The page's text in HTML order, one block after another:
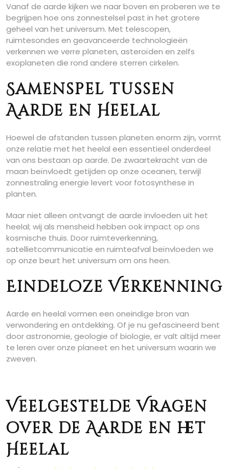
Vanaf de aarde kijken we naar boven en proberen we te
begrijpen hoe ons zonnestelsel past in het grotere
geheel van het universum. Met telescopen,
ruimtesondes en geavanceerde technologieën
verkennen we verre planeten, asteroïden en zelfs
exoplaneten die rond andere sterren cirkelen.
Samenspel tussen
Aarde en Heelal
Hoewel de afstanden tussen planeten enorm zijn, vormt
onze relatie met het heelal een essentieel onderdeel
van ons bestaan op aarde. De zwaartekracht van de
maan beïnvloedt getijden op onze oceanen, terwijl
zonnestraling energie levert voor fotosynthese in
planten.
Maar niet alleen ontvangt de aarde invloeden uit het
heelal; wij als mensheid hebben ook impact op ons
kosmische thuis. Door ruimteverkenning,
satellietcommunicatie en ruimteafval beïnvloeden we
op onze beurt het universum om ons heen.
Eindeloze Verkenning
Aarde en heelal vormen een oneindige bron van
verwondering en ontdekking. Of je nu gefascineerd bent
door astronomie, geologie of biologie, er valt altijd meer
te leren over onze planeet en het universum waarin we
zweven.
Veelgestelde Vragen
over de Aarde en het
Heelal